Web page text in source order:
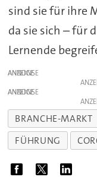
sind sie für ihre
da sie sich – für
Lernende
ANZEIGE
ANZEIGE
BRANCHE-MARKT
FÜHRUNG